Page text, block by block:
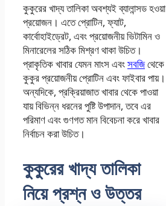
কুকুরের খাদ্য তালিকা অবশ্যই ব্যালান্সড হওয়া
প্রয়োজন। এতে প্রোটিন, ফ্যাট,
কার্বোহাইড্রেট, এবং প্রয়োজনীয় ভিটামিন ও
মিনারেলের সঠিক মিশ্রণ থাকা উচিত।
প্রাকৃতিক খাবার যেমন মাংস এবংসবজিথেকে
কুকুর প্রয়োজনীয় প্রোটিন এবং ফাইবার পায়।
অন্যদিকে, প্রক্রিয়াজাত খাবার থেকে পাওয়া
যায় বিভিন্ন ধরনের পুষ্টি উপাদান, তবে এর
পরিমাণ এবং গুণগত মান বিবেচনা করে খাবার
নির্বাচন করা উচিত।
কুকুরের খাদ্য তালিকা
নিয়ে প্রশ্ন ও উত্তর